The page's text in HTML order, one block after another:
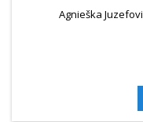
Agnieška